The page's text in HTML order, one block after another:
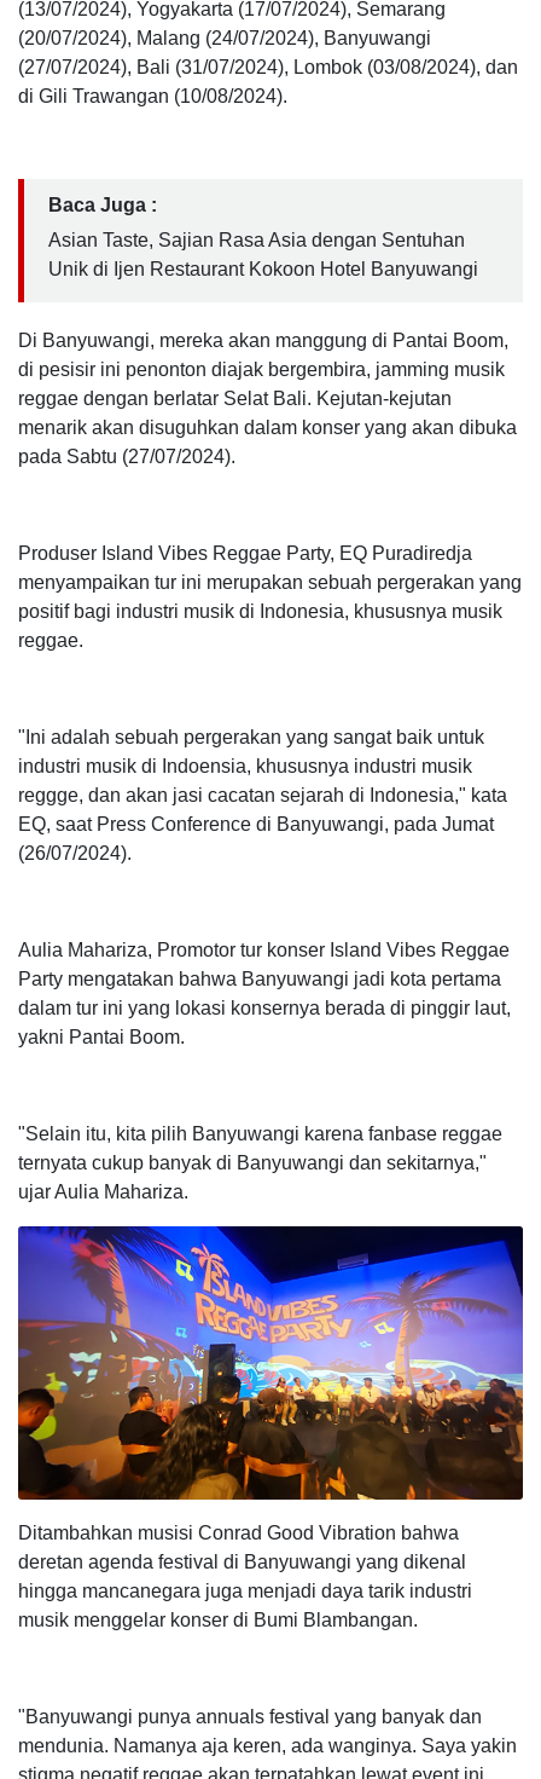
(13/07/2024), Yogyakarta (17/07/2024), Semarang
(20/07/2024), Malang (24/07/2024), Banyuwangi
(27/07/2024), Bali (31/07/2024), Lombok (03/08/2024), dan
di Gili Trawangan (10/08/2024).
Baca Juga :
Asian Taste, Sajian Rasa Asia dengan Sentuhan
Unik di Ijen Restaurant Kokoon Hotel Banyuwangi
Di Banyuwangi, mereka akan manggung di Pantai Boom,
di pesisir ini penonton diajak bergembira, jamming musik
reggae dengan berlatar Selat Bali. Kejutan-kejutan
menarik akan disuguhkan dalam konser yang akan dibuka
pada Sabtu (27/07/2024).
Produser Island Vibes Reggae Party, EQ Puradiredja
menyampaikan tur ini merupakan sebuah pergerakan yang
positif bagi industri musik di Indonesia, khususnya musik
reggae.
"Ini adalah sebuah pergerakan yang sangat baik untuk
industri musik di Indoensia, khususnya industri musik
reggge, dan akan jasi cacatan sejarah di Indonesia," kata
EQ, saat Press Conference di Banyuwangi, pada Jumat
(26/07/2024).
Aulia Mahariza, Promotor tur konser Island Vibes Reggae
Party mengatakan bahwa Banyuwangi jadi kota pertama
dalam tur ini yang lokasi konsernya berada di pinggir laut,
yakni Pantai Boom.
"Selain itu, kita pilih Banyuwangi karena fanbase reggae
ternyata cukup banyak di Banyuwangi dan sekitarnya,"
ujar Aulia Mahariza.
Ditambahkan musisi Conrad Good Vibration bahwa
deretan agenda festival di Banyuwangi yang dikenal
hingga mancanegara juga menjadi daya tarik industri
musik menggelar konser di Bumi Blambangan.
"Banyuwangi punya annuals festival yang banyak dan
mendunia. Namanya aja keren, ada wanginya. Saya yakin
stigma negatif reggae akan terpatahkan lewat event ini.